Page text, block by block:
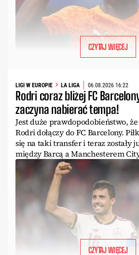
CZYTAJ WIĘCEJ
LIGI W EUROPIE LA LIGA 06.08.2026 16:22
Rodri coraz bliżej FC
zaczyna nabierać tempa!
Jest duże prawdopodobieństwo,
Rodri dołączy do FC Barcelony.
się na taki transfer i teraz zostały
między Barcą a Manchesterem
CZYTAJ WIĘCEJ